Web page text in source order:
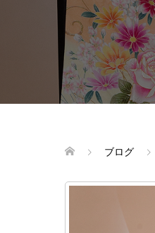
ブログ